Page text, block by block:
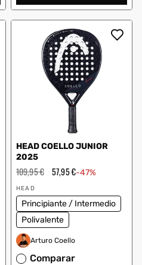
HEAD COELLO JUNIOR
2025
Precio
habitual
109,95 € Precio
de
57,95 €-47%
Proveedor:
HEAD
Principiante / Intermedio
Polivalente
Arturo Coello
Comparar